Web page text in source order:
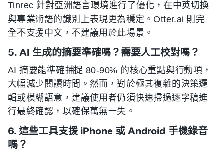
Tinrec 針對亞洲語言環境進行了優化，在中英切換
與專業術語的識別上表現更為穩定。Otter.ai 則完
全不支援中文，不建議用於此場景。
5. AI 生成的摘要準確嗎？需要人工校對嗎？
AI 摘要能準確捕捉 80-90% 的核心重點與行動項，
大幅減少閱讀時間。然而，對於極其複雜的決策邏
輯或模糊語意，建議使用者仍須快速掃過逐字稿進
行最終確認，以確保萬無一失。
6. 這些工具支援 iPhone 或 Android 手機錄音
嗎？